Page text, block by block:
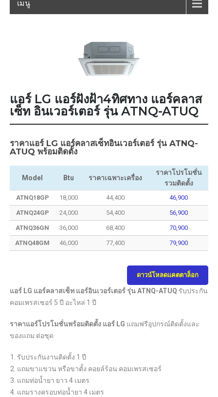
เมนู
แอร์ LG แอร์ฝังฝ้า4ทิศทาง แอร์คลาส
เซ็ท อินเวอร์เตอร์ รุ่น ATNQ-ATUQ
ราคาแอร์ LG แอร์คลาสเซ็ทอินเวอร์เตอร์ รุ่น ATNQ-
ATUQ พร้อมติดตั้ง
Model Btu ราคาเฉพาะเครื่อง
ราคาโปรโมชั่น
รวมติดตั้ง
ATNQ18GP 18,000 44,400 46,900
ATNQ24GP 24,000 54,400 56,900
ATNQ36GN 36,000 68,400 70,900
ATNQ48GM 46,000 77,400 79,900
ดาวน์โหลดแคตตาล็อก
แอร์ LG แอร์คลาสเซ็ท แอร์อินเวอร์เตอร์ รุ่น ATNQ-ATUQ รับประกัน
คอมเพรสเซอร์ 5 ปี อะไหล่ 1 ปี
ราคาแอร์โปรโมชั่นพร้อมติดตั้ง แอร์ LG แถมฟรีอุปกรณ์ติดตั้งและ
ของแถม ต่อชุด
รับประกันงานติดตั้ง 1 ปี
แถมขาแขวน หรือขาตั้ง คอยล์ร้อน คอมเพรสเซอร์
แถมท่อน้ำยา ยาว 4 เมตร
แถมรางครอบท่อน้ำยา 4 เมตร